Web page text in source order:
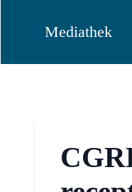
Mediathek